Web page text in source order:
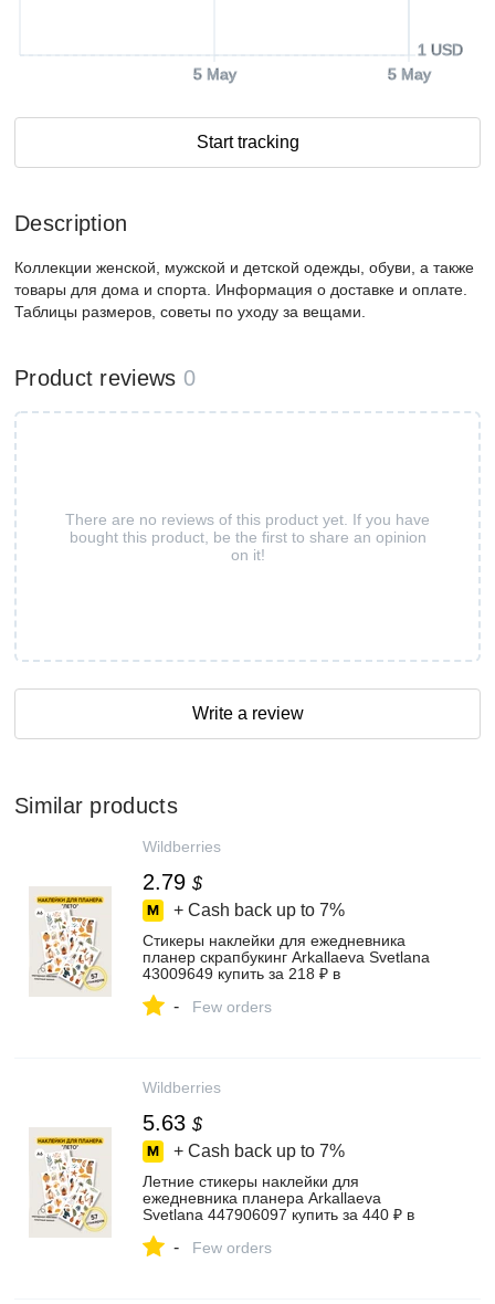
5 May 5 May
1 USD
Start tracking
Description
Коллекции женской, мужской и детской одежды, обуви, а также
товары для дома и спорта. Информация о доставке и оплате.
Таблицы размеров, советы по уходу за вещами.
Product reviews 0
There are no reviews of this product yet. If you have
bought this product, be the first to share an opinion
on it!
Write a review
Similar products
Wildberries
2.79 $
+ Cash back up to 7%
Стикеры наклейки для ежедневника
планер скрапбукинг Arkallaeva Svetlana
43009649 купить за 218 ₽ в
- Few orders
Wildberries
5.63 $
+ Cash back up to 7%
Летние стикеры наклейки для
ежедневника планера Arkallaeva
Svetlana 447906097 купить за 440 ₽ в
- Few orders